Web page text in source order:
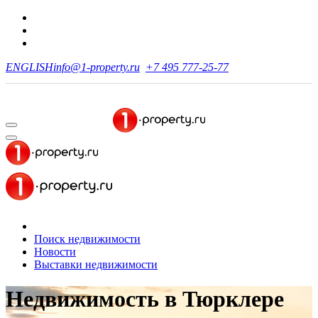
ENGLISHinfo@1-property.ru +7 495 777-25-77
Поиск недвижимости
Новости
Выставки недвижимости
Недвижимостьв Тюрклере